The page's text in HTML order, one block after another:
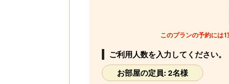
このプランの予約には
ご利用人数を入力してください。
お部屋の定員: 2名様